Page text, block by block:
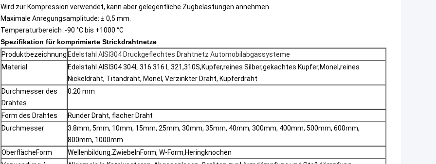
Wird zur Kompression verwendet, kann aber gelegentliche Zugbelastungen annehmen.
Maximale Anregungsamplitude: ± 0,5 mm.
Temperaturbereich :-90 °C bis +1000 °C
Spezifikation für komprimierte Strickdrahtnetze
Produktbezeichnung Edelstahl AISI304 Druckgeflechtes Drahtnetz Automobilabgassysteme
Material
Edelstahl AISI304 304L 316 316 L 321,310S,Kupfer,reines Silber,gekachtes Kupfer,Monel,reines
Nickeldraht, Titandraht, Monel, Verzinkter Draht, Kupferdraht
Durchmesser des
Drahtes
0.20 mm
Form des Drahtes
Runder Draht, flacher Draht
Durchmesser
3.8mm, 5mm, 10mm, 15mm, 25mm, 30mm, 35mm, 40mm, 300mm, 400mm, 500mm, 600mm,
800mm, 1000mm
OberflächeForm Wellenbildung,ZwiebelnForm, W-Form,Heringknochen